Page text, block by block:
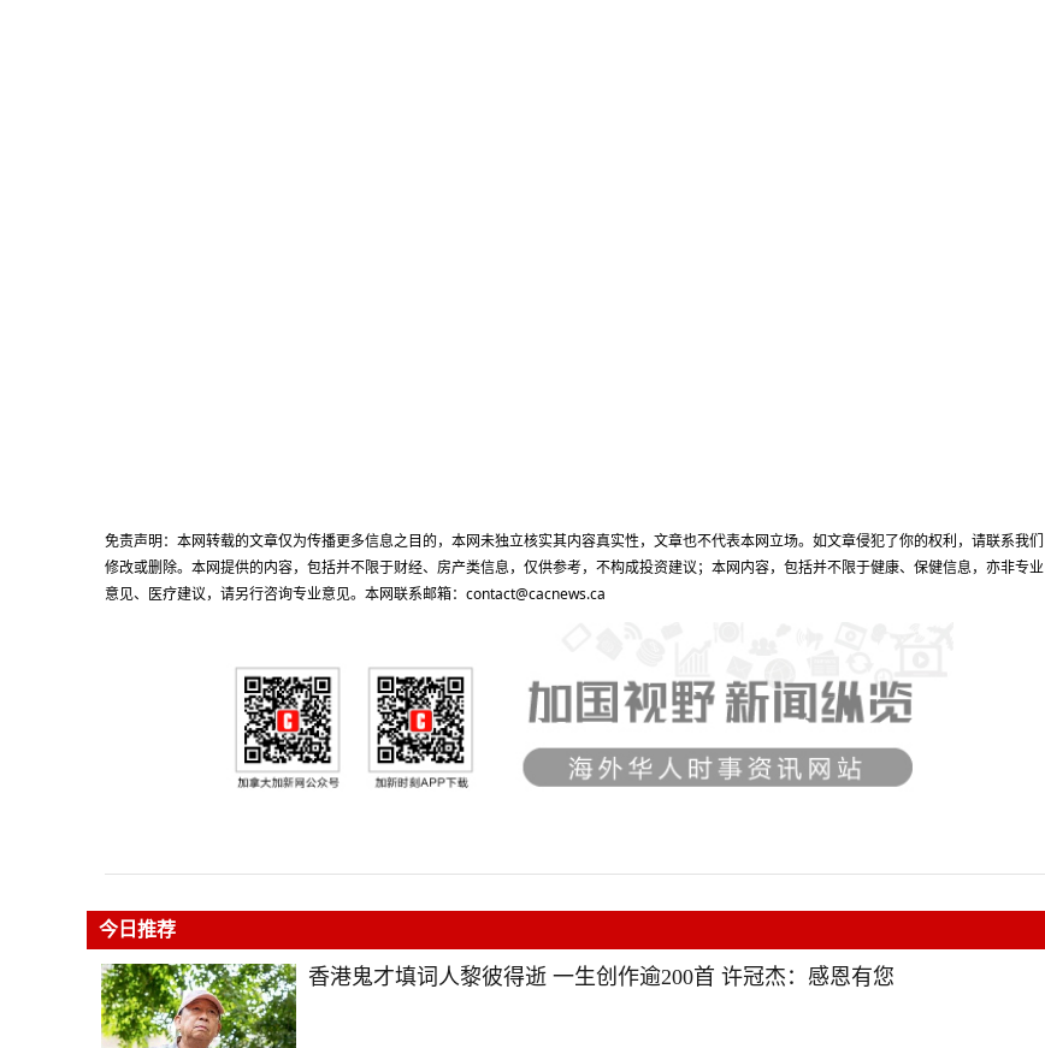
免责声明：本网转载的文章仅为传播更多信息之目的，本网未独立核实其内容真实性，文章也不代表本网立场。如文章侵犯了你的权利，请联系我们
修改或删除。本网提供的内容，包括并不限于财经、房产类信息，仅供参考，不构成投资建议；本网内容，包括并不限于健康、保健信息，亦非专业
意见、医疗建议，请另行咨询专业意见。本网联系邮箱：contact@cacnews.ca
今日推荐
香港鬼才填词人黎彼得逝 一生创作逾200首 许冠杰：感恩有您